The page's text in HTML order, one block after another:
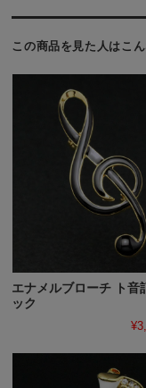
この商品を見た人はこ
エナメルブローチ ト音
ック